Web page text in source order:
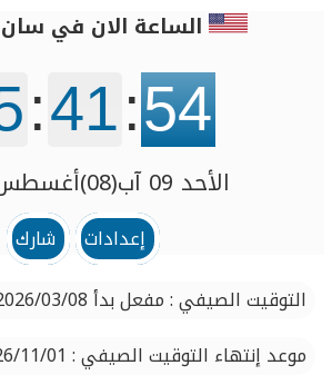
الساعة الان في
:41:54
الأحد 09 آب(08)أغسطس 2026
إعدادات
شارك
التوقيت الصيفي : مفعل بدأ 2026/03/08
موعد إنتهاء التوقيت الصيفي : 2026/11/01